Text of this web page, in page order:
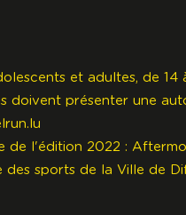
et adultes, de 14
doivent présenter une
de l'édition 2022 :
des sports de la Ville de